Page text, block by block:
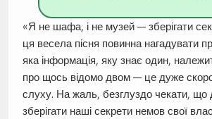
«Я не шафа, і не музей — зберігати
ця весела пісня повинна нагадувати
яка інформація, яку знає один,
про щось відомо двом — це дуже
слуху. На жаль, безглуздо чекати, що
зберігати наші секрети немов свої